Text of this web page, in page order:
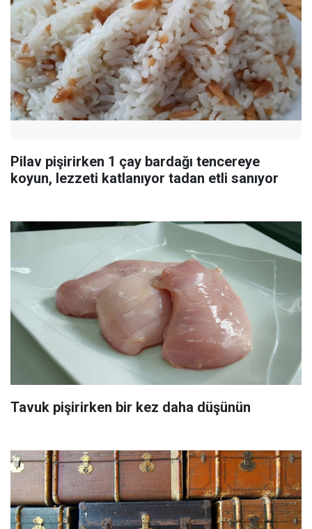
Pilav pişirirken 1 çay bardağı tencereye
koyun, lezzeti katlanıyor tadan etli sanıyor
Tavuk pişirirken bir kez daha düşünün